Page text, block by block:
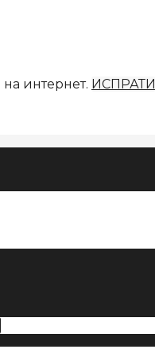
на интернет. ИСПРАТИ